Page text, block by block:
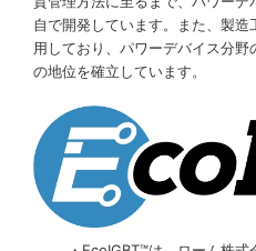
自で開発しています。また、製
用しており、パワーデバイス分
の地位を確立しています。